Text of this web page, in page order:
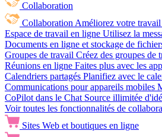
Collaboration
Collaboration Améliorez votre
Espace de travail en ligne Utilisez la
Documents en ligne et stockage de
Groupes de travail Créez des groupes de
Réunions en ligne Faites plus avec les
Calendriers partagés Planifiez avec le
Communications pour appareils mobiles
CoPilot dans le Chat Source illimitée
Voir toutes les fonctionnalités de
Sites Web et boutiques en ligne